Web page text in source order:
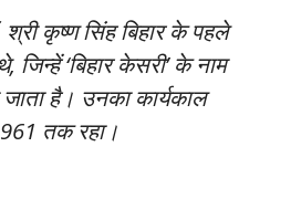
श्री कृष्ण सिंह बिहार के पहले
जिन्हें ‘बिहार केसरी’ के नाम
है। उनका कार्यकाल
तक रहा।